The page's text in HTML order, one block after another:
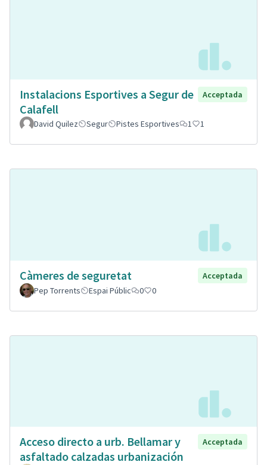
Instalacions Esportives a Segur de
Calafell
Acceptada
David Quilez Segur Pistes Esportives 1 1
Càmeres de seguretat
Acceptada
Pep Torrents
Espai Públic 0 0
Acceso directo a urb. Bellamar y
asfaltado calzadas urbanización
Acceptada